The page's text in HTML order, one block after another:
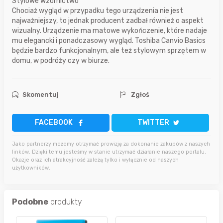
Chociaż wygląd w przypadku tego urządzenia nie jest
najważniejszy, to jednak producent zadbał również o aspekt
wizualny. Urządzenie ma matowe wykończenie, które nadaje
mu elegancki i ponadczasowy wygląd. Toshiba Canvio Basics
będzie bardzo funkcjonalnym, ale też stylowym sprzętem w
domu, w podróży czy w biurze.
Skomentuj Zgłoś
FACEBOOK TWITTER
Jako partnerzy możemy otrzymać prowizję za dokonanie zakupów z naszych
linków. Dzięki temu jesteśmy w stanie utrzymać działanie naszego portalu.
Okazje oraz ich atrakcyjność zależą tylko i wyłącznie od naszych
użytkowników.
Podobne produkty